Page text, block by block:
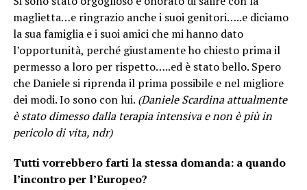
maglietta…e ringrazio anche i suoi genitori…..e diciamo
la sua famiglia e i suoi amici che mi hanno dato
l’opportunità, perché giustamente ho chiesto prima il
permesso a loro per rispetto…..ed è stato bello. Spero
che Daniele si riprenda il prima possibile e nel migliore
dei modi. Io sono con lui. (Daniele Scardina attualmente
è stato dimesso dalla terapia intensiva e non è più in
pericolo di vita, ndr)
Tutti vorrebbero farti la stessa domanda: a quando
l’incontro per l’Europeo?